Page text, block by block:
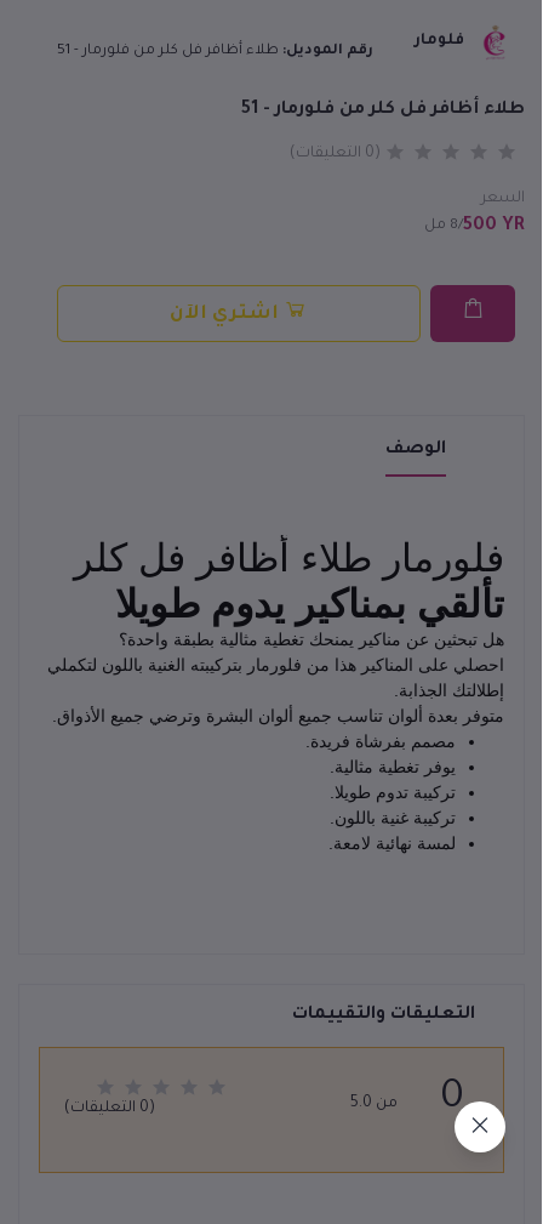
فلومار
رقم الموديل: طلاء أظافر فل كلر من فلورمار - 51
طلاء أظافر فل كلر من فلورمار - 51
(0 التعليقات)
السعر
500 YR/8 مل
اشتري الآن
الوصف
فلورمار طلاء أظافر فل كلر
تألقي بمناكير يدوم طويلا
هل تبحثين عن مناكير يمنحك تغطية مثالية بطبقة واحدة؟
احصلي على المناكير هذا من فلورمار بتركيبته الغنية باللون لتكملي
إطلالتك الجذابة.
متوفر بعدة ألوان تناسب جميع ألوان البشرة وترضي جميع الأذواق.
مصمم بفرشاة فريدة.
يوفر تغطية مثالية.
تركيبة تدوم طويلا.
تركيبة غنية باللون.
لمسة نهائية لامعة.
التعليقات والتقييمات
0 من 5.0 (0 التعليقات)